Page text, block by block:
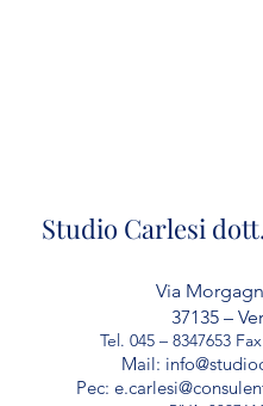
Studio Carlesi
Via
37135 –
Tel. 045 – 8347653
Mail:
Pec: